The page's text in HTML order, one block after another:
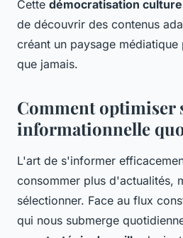
Cette démocratisation
de découvrir des contenus
créant un paysage
que jamais.
Comment optimiser
informationnelle
L'art de s'informer
consommer plus d'actualités,
sélectionner. Face au flux
qui nous submerge